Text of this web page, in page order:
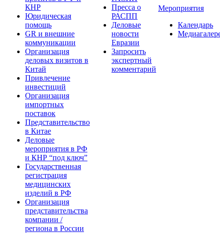
КНР
Юридическая
помощь
GR и внешние
коммуникации
Организация
деловых визитов в
Китай
Привлечение
инвестиций
Организация
импортных
поставок
Представительство
в Китае
Деловые
мероприятия в РФ
и КНР “под ключ”
Государственная
регистрация
медицинских
изделий в РФ
Организация
представительства
компании /
региона в России
Пресса о
РАСПП
Деловые
новости
Евразии
Запросить
экспертный
комментарий
Мероприятия
Календарь